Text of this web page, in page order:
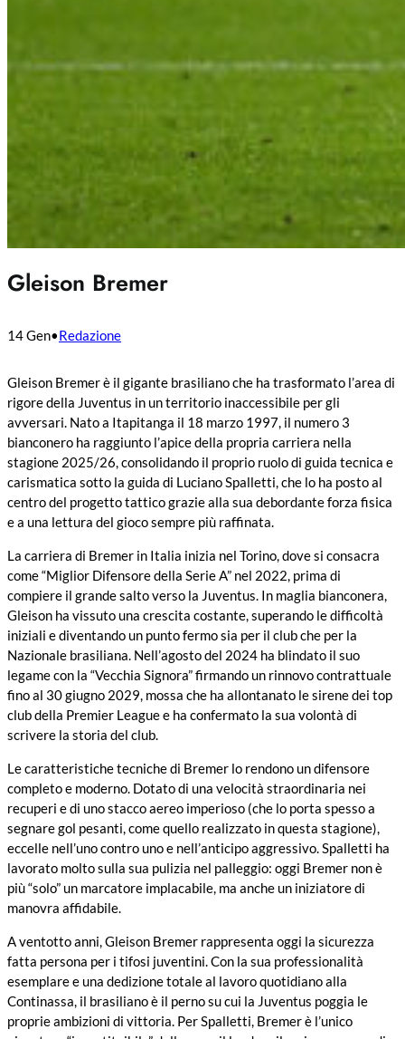
Gleison Bremer
14 Gen•Redazione
Gleison Bremer è il gigante brasiliano che ha trasformato l’area di
rigore della Juventus in un territorio inaccessibile per gli
avversari. Nato a Itapitanga il 18 marzo 1997, il numero 3
bianconero ha raggiunto l’apice della propria carriera nella
stagione 2025/26, consolidando il proprio ruolo di guida tecnica e
carismatica sotto la guida di Luciano Spalletti, che lo ha posto al
centro del progetto tattico grazie alla sua debordante forza fisica
e a una lettura del gioco sempre più raffinata.
La carriera di Bremer in Italia inizia nel Torino, dove si consacra
come “Miglior Difensore della Serie A” nel 2022, prima di
compiere il grande salto verso la Juventus. In maglia bianconera,
Gleison ha vissuto una crescita costante, superando le difficoltà
iniziali e diventando un punto fermo sia per il club che per la
Nazionale brasiliana. Nell’agosto del 2024 ha blindato il suo
legame con la “Vecchia Signora” firmando un rinnovo contrattuale
fino al 30 giugno 2029, mossa che ha allontanato le sirene dei top
club della Premier League e ha confermato la sua volontà di
scrivere la storia del club.
Le caratteristiche tecniche di Bremer lo rendono un difensore
completo e moderno. Dotato di una velocità straordinaria nei
recuperi e di uno stacco aereo imperioso (che lo porta spesso a
segnare gol pesanti, come quello realizzato in questa stagione),
eccelle nell’uno contro uno e nell’anticipo aggressivo. Spalletti ha
lavorato molto sulla sua pulizia nel palleggio: oggi Bremer non è
più “solo” un marcatore implacabile, ma anche un iniziatore di
manovra affidabile.
A ventotto anni, Gleison Bremer rappresenta oggi la sicurezza
fatta persona per i tifosi juventini. Con la sua professionalità
esemplare e una dedizione totale al lavoro quotidiano alla
Continassa, il brasiliano è il perno su cui la Juventus poggia le
proprie ambizioni di vittoria. Per Spalletti, Bremer è l’unico